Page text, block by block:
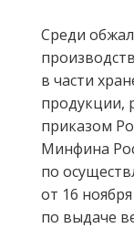
Среди
в части
продукции,
приказом
Минфина
по
от 16
по выдаче